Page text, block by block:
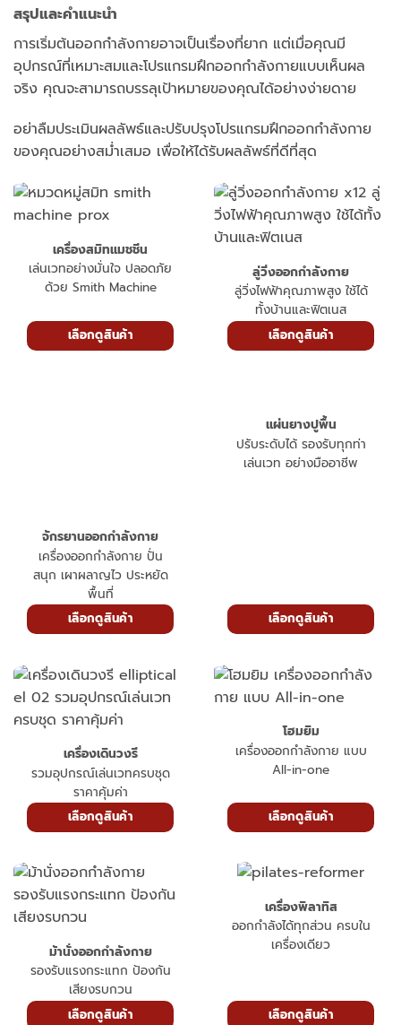
สรุปและคำแนะนำ
การเริ่มต้นออกกำลังกายอาจเป็นเรื่องที่ยาก แต่เมื่อคุณมี
อุปกรณ์ที่เหมาะสมและโปรแกรมฝึกออกกำลังกายแบบเห็นผล
จริง คุณจะสามารถบรรลุเป้าหมายของคุณได้อย่างง่ายดาย
อย่าลืมประเมินผลลัพธ์และปรับปรุงโปรแกรมฝึกออกกำลังกาย
ของคุณอย่างสม่ำเสมอ เพื่อให้ได้รับผลลัพธ์ที่ดีที่สุด
เครื่องสมิทแมชชีน
เล่นเวทอย่างมั่นใจ ปลอดภัย
ด้วย Smith Machine
เลือกดูสินค้า
ลู่วิ่งออกกำลังกาย
ลู่วิ่งไฟฟ้าคุณภาพสูง ใช้ได้
ทั้งบ้านและฟิตเนส
เลือกดูสินค้า
จักรยานออกกำลังกาย
เครื่องออกกำลังกาย ปั่น
สนุก เผาผลาญไว ประหยัด
พื้นที่
เลือกดูสินค้า
แผ่นยางปูพื้น
ปรับระดับได้ รองรับทุกท่า
เล่นเวท อย่างมืออาชีพ
เลือกดูสินค้า
เครื่องเดินวงรี
รวมอุปกรณ์เล่นเวทครบชุด
ราคาคุ้มค่า
เลือกดูสินค้า
โฮมยิม
เครื่องออกกำลังกาย แบบ
All-in-one
เลือกดูสินค้า
ม้านั่งออกกำลังกาย
รองรับแรงกระแทก ป้องกัน
เสียงรบกวน
เลือกดูสินค้า
เครื่องพิลาทิส
ออกกำลังได้ทุกส่วน ครบใน
เครื่องเดียว
เลือกดูสินค้า